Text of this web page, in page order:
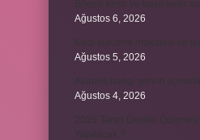
Ağustos 6, 2026
Ağustos 5, 2026
Ağustos 4, 2026